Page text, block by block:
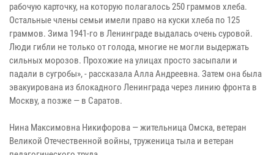
рабочую карточку, на которую полагалось 250 граммов хлеба.
Остальные члены семьи имели право на куски хлеба по 125
граммов. Зима 1941-го в Ленинграде выдалась очень суровой.
Люди гибли не только от голода, многие не могли выдержать
сильных морозов. Прохожие на улицах просто засыпали и
падали в сугробы», - рассказала Алла Андреевна. Затем она была
эвакуирована из блокадного Ленинграда через линию фронта в
Москву, а позже — в Саратов.
Нина Максимовна Никифорова — жительница Омска, ветеран
Великой Отечественной войны, труженица тыла и ветеран